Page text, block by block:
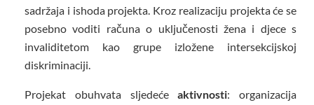
sadržaja i ishoda projekta. Kroz realizaciju projekta će se
posebno voditi računa o uključenosti žena i djece s
invaliditetom kao grupe izložene intersekcijskoj
diskriminaciji.
Projekat obuhvata sljedećeaktivnosti: organizacija